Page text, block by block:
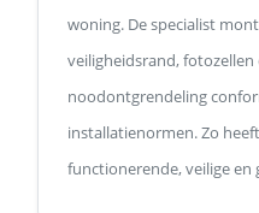
woning. De specialist
veiligheidsrand,
noodontgrendeling
installatienormen. Zo
functionerende, veilige en